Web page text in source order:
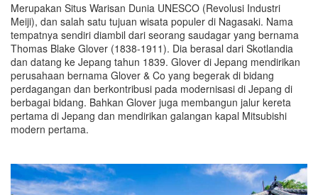
Merupakan Situs Warisan Dunia UNESCO (Revolusi Industri
Meiji), dan salah satu tujuan wisata populer di Nagasaki. Nama
tempatnya sendiri diambil dari seorang saudagar yang bernama
Thomas Blake Glover (1838-1911). Dia berasal dari Skotlandia
dan datang ke Jepang tahun 1839. Glover di Jepang mendirikan
perusahaan bernama Glover & Co yang begerak di bidang
perdagangan dan berkontribusi pada modernisasi di Jepang di
berbagai bidang. Bahkan Glover juga membangun jalur kereta
pertama di Jepang dan mendirikan galangan kapal Mitsubishi
modern pertama.